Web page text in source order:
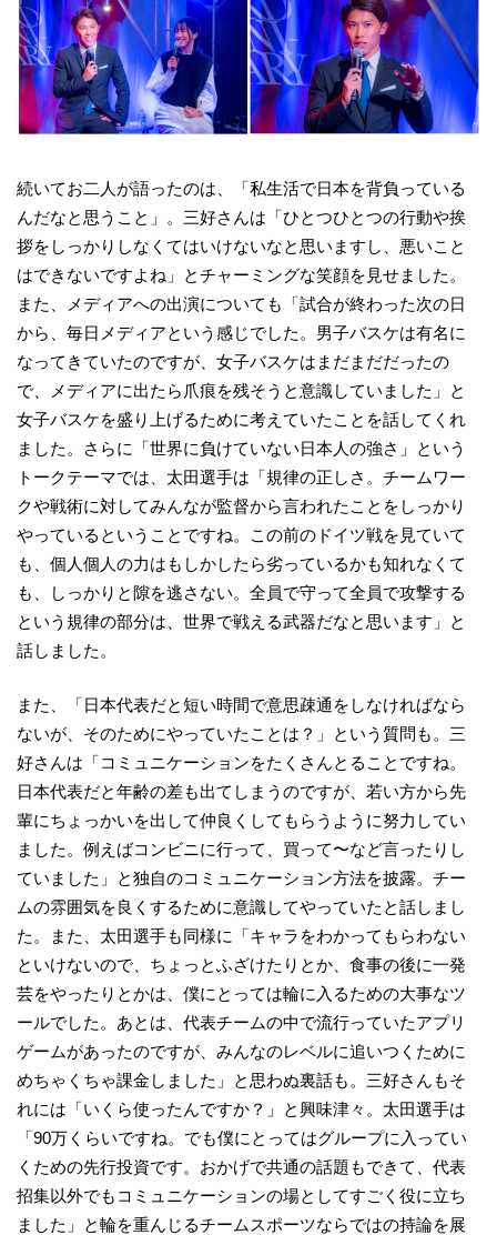
続いてお二人が語ったのは、「私生活で日本を背負っている
んだなと思うこと」。三好さんは「ひとつひとつの行動や挨
拶をしっかりしなくてはいけないなと思いますし、悪いこと
はできないですよね」とチャーミングな笑顔を見せました。
また、メディアへの出演についても「試合が終わった次の日
から、毎日メディアという感じでした。男子バスケは有名に
なってきていたのですが、女子バスケはまだまだだったの
で、メディアに出たら爪痕を残そうと意識していました」と
女子バスケを盛り上げるために考えていたことを話してくれ
ました。さらに「世界に負けていない日本人の強さ」という
トークテーマでは、太田選手は「規律の正しさ。チームワー
クや戦術に対してみんなが監督から言われたことをしっかり
やっているということですね。この前のドイツ戦を見ていて
も、個人個人の力はもしかしたら劣っているかも知れなくて
も、しっかりと隙を逃さない。全員で守って全員で攻撃する
という規律の部分は、世界で戦える武器だなと思います」と
話しました。
また、「日本代表だと短い時間で意思疎通をしなければなら
ないが、そのためにやっていたことは？」という質問も。三
好さんは「コミュニケーションをたくさんとることですね。
日本代表だと年齢の差も出てしまうのですが、若い方から先
輩にちょっかいを出して仲良くしてもらうように努力してい
ました。例えばコンビニに行って、買って〜など言ったりし
ていました」と独自のコミュニケーション方法を披露。チー
ムの雰囲気を良くするために意識してやっていたと話しまし
た。また、太田選手も同様に「キャラをわかってもらわない
といけないので、ちょっとふざけたりとか、食事の後に一発
芸をやったりとかは、僕にとっては輪に入るための大事なツ
ールでした。あとは、代表チームの中で流行っていたアプリ
ゲームがあったのですが、みんなのレベルに追いつくために
めちゃくちゃ課金しました」と思わぬ裏話も。三好さんもそ
れには「いくら使ったんですか？」と興味津々。太田選手は
「90万くらいですね。でも僕にとってはグループに入ってい
くための先行投資です。おかげで共通の話題もできて、代表
招集以外でもコミュニケーションの場としてすごく役に立ち
ました」と輪を重んじるチームスポーツならではの持論を展